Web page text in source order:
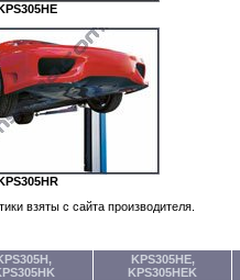
взяты с сайта производителя.
,
KPS305HE,
KPS305HEK